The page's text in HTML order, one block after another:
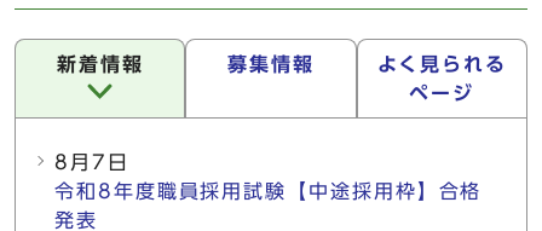
新着情報 募集情報
よく見られる
ページ
8月7日
令和8年度職員採用試験【中途採用枠】合格
発表